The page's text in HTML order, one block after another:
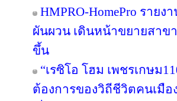
HMPRO-HomePro ราย
ผันผวน เดินหน้าขยายสาขา
ขึ้น
“เรซิโอ โฮม เพชรเกษม
ต้องการของวิถีชีวิตคนเมือ